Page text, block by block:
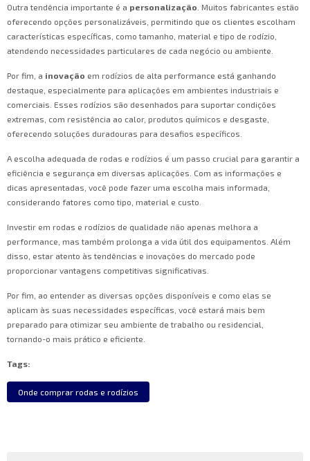
Outra tendência importante é a personalização . Muitos fabricantes estão
oferecendo opções personalizáveis, permitindo que os clientes escolham
características específicas, como tamanho, material e tipo de rodízio,
atendendo necessidades particulares de cada negócio ou ambiente.
Por fim, a inovação em rodízios de alta performance está ganhando
destaque, especialmente para aplicações em ambientes industriais e
comerciais. Esses rodízios são desenhados para suportar condições
extremas, com resistência ao calor, produtos químicos e desgaste,
oferecendo soluções duradouras para desafios específicos.
A escolha adequada de rodas e rodízios é um passo crucial para garantir a
eficiência e segurança em diversas aplicações. Com as informações e
dicas apresentadas, você pode fazer uma escolha mais informada,
considerando fatores como tipo, material e custo.
Investir em rodas e rodízios de qualidade não apenas melhora a
performance, mas também prolonga a vida útil dos equipamentos. Além
disso, estar atento às tendências e inovações do mercado pode
proporcionar vantagens competitivas significativas.
Por fim, ao entender as diversas opções disponíveis e como elas se
aplicam às suas necessidades específicas, você estará mais bem
preparado para otimizar seu ambiente de trabalho ou residencial,
tornando-o mais prático e eficiente.
Tags:
Onde comprar rodas e rodízios